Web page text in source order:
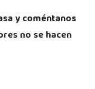
y coméntanos
no se hacen